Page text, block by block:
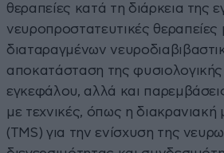
θεραπείες κατά τη διάρκεια της
νευροπροστατευτικές θεραπείες
διαταραγμένων
αποκατάσταση της φυσιολογικής
εγκεφάλου, αλλά και
με τεχνικές, όπως η διακρανιακή
(TMS) για την ενίσχυση της